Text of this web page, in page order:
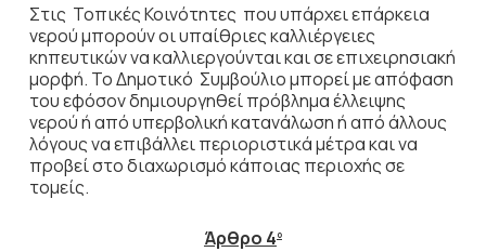
Στις Τοπικές Κοινότητες που υπάρχει επάρκεια
νερού μπορούν οι υπαίθριες καλλιέργειες
κηπευτικών να καλλιεργούνται και σε επιχειρησιακή
μορφή. Το Δημοτικό Συμβούλιο μπορεί με απόφαση
του εφόσον δημιουργηθεί πρόβλημα έλλειψης
νερού ή από υπερβολική κατανάλωση ή από άλλους
λόγους να επιβάλλει περιοριστικά μέτρα και να
προβεί στο διαχωρισμό κάποιας περιοχής σε
τομείς.
Άρθρο 4ο